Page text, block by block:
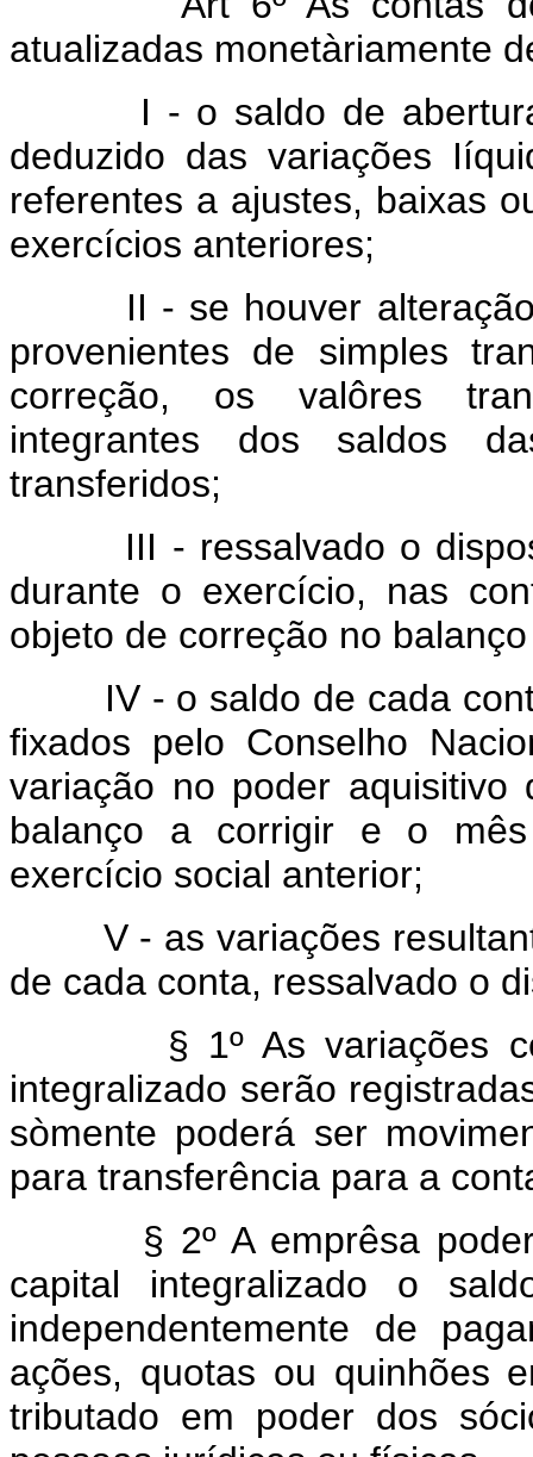
atualizadas monetàriamente
I - o saldo de abertura
deduzido das variações
referentes a ajustes, baixas
exercícios anteriores;
II - se houver alteração
provenientes de simples
correção, os valôres
integrantes dos saldos
transferidos;
III - ressalvado o
durante o exercício, nas
objeto de correção no
IV - o saldo de cada
fixados pelo Conselho
variação no poder
balanço a corrigir e o
exercício social anterior;
V - as variações
de cada conta, ressalvado o
§ 1º As variações
integralizado serão
sòmente poderá ser
para transferência para a
§ 2º A emprêsa poderá,
capital integralizado o
independentemente de
ações, quotas ou quinhões
tributado em poder dos